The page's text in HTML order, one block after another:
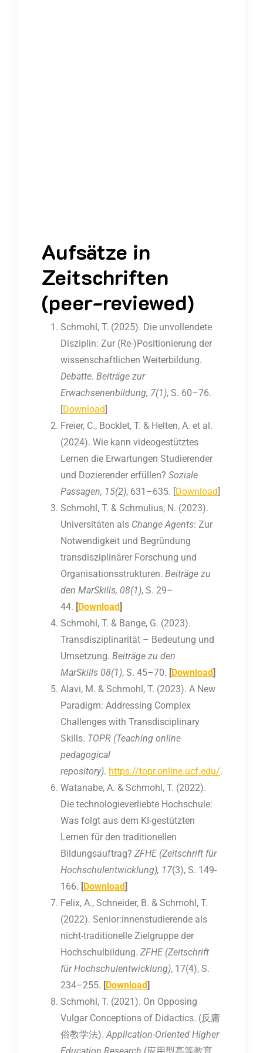
Aufsätze in
Zeitschriften
(peer-reviewed)
Schmohl, T. (2025). Die unvollendete
Disziplin: Zur (Re-)Positionierung der
wissenschaftlichen Weiterbildung.
Debatte. Beiträge zur
Erwachsenenbildung, 7(1), S. 60–76.
[Download]
Freier, C., Bocklet, T. & Helten, A. et al.
(2024). Wie kann videogestütztes
Lernendie Erwartungen Studierender
und Dozierender erfüllen?Soziale
Passagen, 15(2), 631 –635. [Download]
Schmohl, T. & Schmulius, N. (2023).
Universitäten als Change Agents: Zur
Notwendigkeit und Begründung
transdisziplinärer Forschung und
Organisationsstrukturen.Beiträge zu
den MarSkills, 08(1), S. 29–
44. [Download]
Schmohl, T. & Bange, G. (2023).
Transdisziplinarität – Bedeutung und
Umsetzung.Beiträge zu den
MarSkills 08(1), S. 45–70. [Download]
Alavi, M. & Schmohl, T. (2023). A New
Paradigm: Addressing Complex
Challenges with Transdisciplinary
Skills. TOPR (Teaching online
pedagogical
repository). https://topr.online.ucf.edu/.
Watanabe, A. & Schmohl, T. (2022).
Die technologieverliebte Hochschule:
Was folgt aus dem KI-gestützten
Lernen für den traditionellen
Bildungsauftrag?ZFHE (Zeitschrift für
Hochschulentwicklung), 17(3), S. 149-
166. [Download]
Felix, A., Schneider, B. & Schmohl, T.
(2022). Senior:innenstudierende als
nicht-traditionelle Zielgruppe der
Hochschulbildung.ZFHE (Zeitschrift
für Hochschulentwicklung), 17(4), S.
234–255. [Download]
Schmohl, T. (2021). On Opposing
Vulgar Conceptions of Didactics. (反庸
俗教学法).Application-Oriented Higher